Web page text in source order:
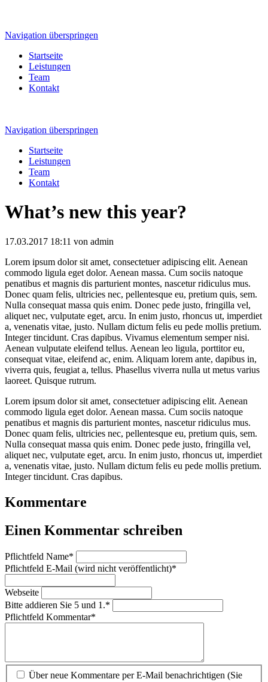
Navigation überspringen
Startseite
Leistungen
Team
Kontakt
Navigation überspringen
Startseite
Leistungen
Team
Kontakt
What’s new this year?
17.03.2017 18:11 von admin
Lorem ipsum dolor sit amet, consectetuer adipiscing elit. Aenean
commodo ligula eget dolor. Aenean massa. Cum sociis natoque
penatibus et magnis dis parturient montes, nascetur ridiculus mus.
Donec quam felis, ultricies nec, pellentesque eu, pretium quis, sem.
Nulla consequat massa quis enim. Donec pede justo, fringilla vel,
aliquet nec, vulputate eget, arcu. In enim justo, rhoncus ut, imperdiet
a, venenatis vitae, justo. Nullam dictum felis eu pede mollis pretium.
Integer tincidunt. Cras dapibus. Vivamus elementum semper nisi.
Aenean vulputate eleifend tellus. Aenean leo ligula, porttitor eu,
consequat vitae, eleifend ac, enim. Aliquam lorem ante, dapibus in,
viverra quis, feugiat a, tellus. Phasellus viverra nulla ut metus varius
laoreet. Quisque rutrum.
Lorem ipsum dolor sit amet, consectetuer adipiscing elit. Aenean
commodo ligula eget dolor. Aenean massa. Cum sociis natoque
penatibus et magnis dis parturient montes, nascetur ridiculus mus.
Donec quam felis, ultricies nec, pellentesque eu, pretium quis, sem.
Nulla consequat massa quis enim. Donec pede justo, fringilla vel,
aliquet nec, vulputate eget, arcu. In enim justo, rhoncus ut, imperdiet
a, venenatis vitae, justo. Nullam dictum felis eu pede mollis pretium.
Integer tincidunt. Cras dapibus.
Kommentare
Einen Kommentar schreiben
Pflichtfeld Name*
Pflichtfeld E-Mail (wird nicht veröffentlicht)*
Webseite
Bitte addieren Sie 5 und 1.*
Pflichtfeld Kommentar*
Über neue Kommentare per E-Mail benachrichtigen (Sie